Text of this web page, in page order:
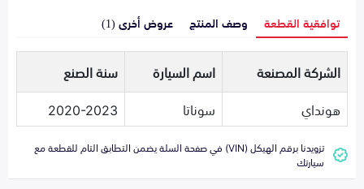
توافقية القطعة وصف المنتج عروض أخرى (1)
الشركة المصنعة اسم السيارة
سنة الصنع
هونداي
سوناتا 2020-2023
تزويدنا برقم الهيكل (VIN) في صفحة السلة يضمن التطابق التام للقطعة مع
سيارتك